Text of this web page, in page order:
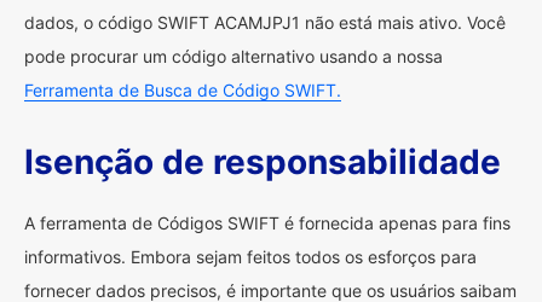
dados, o código SWIFT ACAMJPJ1 não está mais ativo. Você
pode procurar um código alternativo usando a nossa
Ferramenta de Busca de Código SWIFT.
Isenção de responsabilidade
A ferramenta de Códigos SWIFT é fornecida apenas para fins
informativos. Embora sejam feitos todos os esforços para
fornecer dados precisos, é importante que os usuários saibam